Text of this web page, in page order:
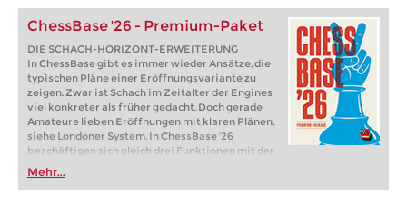
ChessBase '26 - Premium-Paket
DIE SCHACH-HORIZONT-ERWEITERUNG
In ChessBase gibt es immer wieder Ansätze, die
typischen Pläne einer Eröffnungsvariante zu
zeigen. Zwar ist Schach im Zeitalter der Engines
viel konkreter als früher gedacht. Doch gerade
Amateure lieben Eröffnungen mit klaren Plänen,
siehe Londoner System. In ChessBase ’26
beschäftigen sich gleich drei Funktionen mit der
Darstellung von Plänen. Im neuen
Eröffnungsreport wird für jede wichtige
Variante untersucht, welche Figurenzüge oder
Mehr...